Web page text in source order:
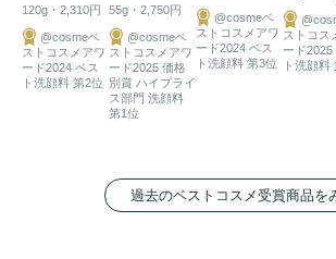
120g・2,310円
@cosmeベ
ストコスメアワ
ード2024 ベス
ト洗顔料 第2位
55g・2,750円
@cosmeベ
ストコスメアワ
ード2025 価格
別賞 ハイプライ
ス部門 洗顔料
第1位
@cosmeベ
ストコスメアワ
ード2024 ベス
ト洗顔料 第3位
ストコス
ード2025
ト洗顔料
過去のベストコスメ受賞商品を